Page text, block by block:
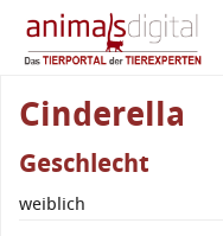
Cinderella
Geschlecht
weiblich